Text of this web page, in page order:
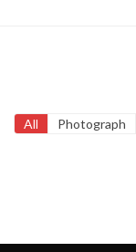
All Photograph